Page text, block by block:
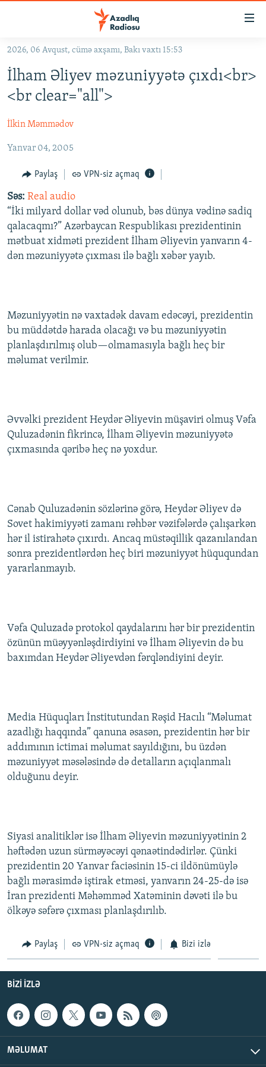
Əsas
qayıt
Əsas
qayıt
keç
#ƏSLINDƏ
FƏRQƏ BAX
QANUNI DOĞRU
ARAŞDIRMA
MULTIMEDIA
VIDEO
FOTOQALEREYA
RADIO ARXIV
OXU ZALI
İZ - MƏDƏNIYYƏT PROQRAMI
HAQQIMIZDA
MATERIALLARIMIZDAN ISTIFADƏ
AZADLIQRADIOSU MOBIL TELEFONUNUZDA
BIZIMLƏ ƏLAQƏ
RFE/RL-in bütün saytları
2026, 06 Avqust, cümə axşamı, Bakı vaxtı 15:53
İlham Əliyev məzuniyyətə çıxdı<br>
<br clear="all">
İlkin Məmmədov
Yanvar 04, 2005
Paylaş VPN-siz açmaq
Səs: Real audio
“İki milyard dollar vəd olunub, bəs dünya vədinə sadiq
qalacaqmı?” Azərbaycan Respublikası prezidentinin
mətbuat xidməti prezident İlham Əliyevin yanvarın 4-
dən məzuniyyətə çıxması ilə bağlı xəbər yayıb.
Məzuniyyətin nə vaxtadək davam edəcəyi, prezidentin
bu müddətdə harada olacağı və bu məzuniyyətin
planlaşdırılmış olub—olmamasıyla bağlı heç bir
məlumat verilmir.
Əvvəlki prezident Heydər Əliyevin müşaviri olmuş Vəfa
Quluzadənin fikrincə, İlham Əliyevin məzuniyyətə
çıxmasında qəribə heç nə yoxdur.
Cənab Quluzadənin sözlərinə görə, Heydər Əliyev də
Sovet hakimiyyəti zamanı rəhbər vəzifələrdə çalışarkən
hər il istirahətə çıxırdı. Ancaq müstəqillik qazanılandan
sonra prezidentlərdən heç biri məzuniyyət hüququndan
yararlanmayıb.
Vəfa Quluzadə protokol qaydalarını hər bir prezidentin
özünün müəyyənləşdirdiyini və İlham Əliyevin də bu
baxımdan Heydər Əliyevdən fərqləndiyini deyir.
Media Hüquqları İnstitutundan Rəşid Hacılı “Məlumat
azadlığı haqqında” qanuna əsasən, prezidentin hər bir
addımının ictimai məlumat sayıldığını, bu üzdən
məzuniyyət məsələsində də detalların açıqlanmalı
olduğunu deyir.
Siyasi analitiklər isə İlham Əliyevin məzuniyyətinin 2
həftədən uzun sürməyəcəyi qənaətindədirlər. Çünki
prezidentin 20 Yanvar faciəsinin 15-ci ildönümüylə
bağlı mərasimdə iştirak etməsi, yanvarın 24-25-də isə
İran prezidenti Məhəmməd Xatəminin dəvəti ilə bu
ölkəyə səfərə çıxması planlaşdırılıb.
Paylaş VPN-siz açmaq Bizi izlə
BIZI IZLƏ
MƏLUMAT